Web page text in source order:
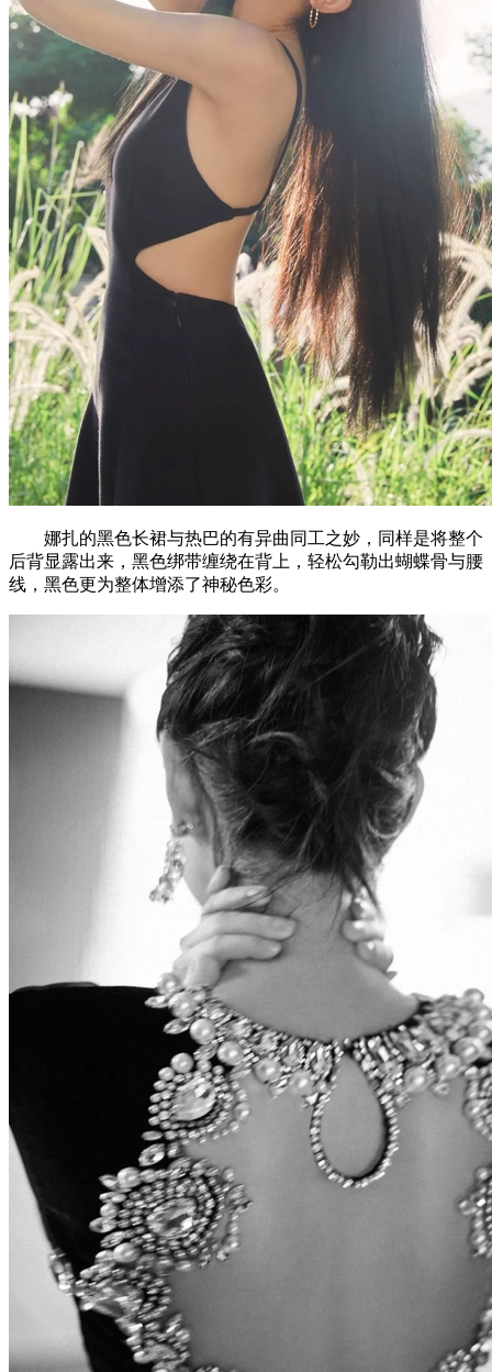
娜扎的黑色长裙与热巴的有异曲同工之妙，同样是将整个
后背显露出来，黑色绑带缠绕在背上，轻松勾勒出蝴蝶骨与腰
线，黑色更为整体增添了神秘色彩。